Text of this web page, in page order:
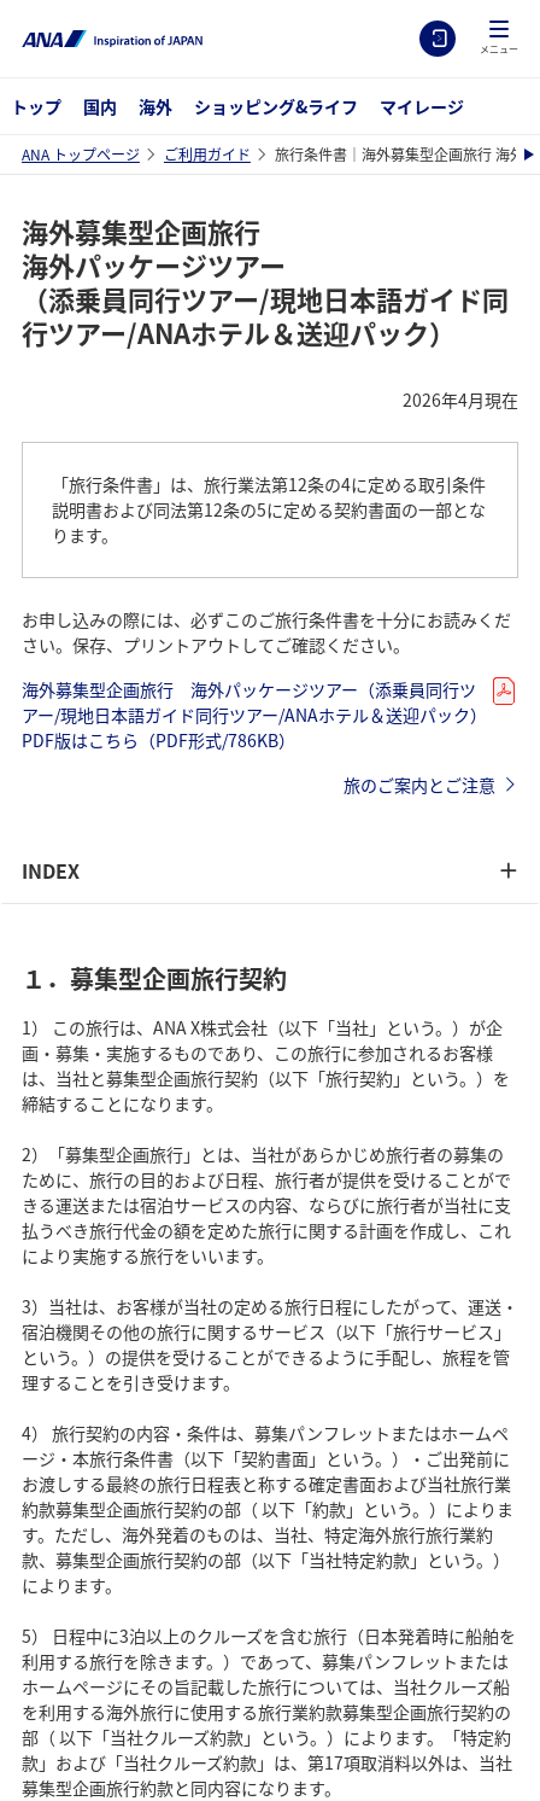
メニュー
トップ 国内 海外 ショッピング&ライフ マイレージ
ANA トップページ ご利用ガイド 旅行条件書｜海外募集型企画旅行 海外
海外募集型企画旅行
海外パッケージツアー
（添乗員同行ツアー/現地日本語ガイド同
行ツアー/ANAホテル＆送迎パック）
2026年4月現在
「旅行条件書」は、旅行業法第12条の4に定める取引条件
説明書および同法第12条の5に定める契約書面の一部とな
ります。
お申し込みの際には、必ずこのご旅行条件書を十分にお読みくだ
さい。保存、プリントアウトしてご確認ください。
海外募集型企画旅行 海外パッケージツアー（添乗員同行ツ
アー/現地日本語ガイド同行ツアー/ANAホテル＆送迎パック）
PDF版はこちら（PDF形式/786KB）
旅のご案内とご注意
INDEX
１．募集型企画旅行契約
1） この旅行は、ANA X株式会社（以下「当社」という。）が企
画・募集・実施するものであり、この旅行に参加されるお客様
は、当社と募集型企画旅行契約（以下「旅行契約」という。）を
締結することになります。
2）「募集型企画旅行」とは、当社があらかじめ旅行者の募集の
ために、旅行の目的および日程、旅行者が提供を受けることがで
きる運送または宿泊サービスの内容、ならびに旅行者が当社に支
払うべき旅行代金の額を定めた旅行に関する計画を作成し、これ
により実施する旅行をいいます。
3）当社は、お客様が当社の定める旅行日程にしたがって、運送・
宿泊機関その他の旅行に関するサービス（以下「旅行サービス」
という。）の提供を受けることができるように手配し、旅程を管
理することを引き受けます。
4） 旅行契約の内容・条件は、募集パンフレットまたはホームペ
ージ・本旅行条件書（以下「契約書面」という。）・ご出発前に
お渡しする最終の旅行日程表と称する確定書面および当社旅行業
約款募集型企画旅行契約の部（ 以下「約款」という。）によりま
す。ただし、海外発着のものは、当社、特定海外旅行旅行業約
款、募集型企画旅行契約の部（以下「当社特定約款」という。）
によります。
5） 日程中に3泊以上のクルーズを含む旅行（日本発着時に船舶を
利用する旅行を除きます。）であって、募集パンフレットまたは
ホームページにその旨記載した旅行については、当社クルーズ船
を利用する海外旅行に使用する旅行業約款募集型企画旅行契約の
部（ 以下「当社クルーズ約款」という。）によります。「特定約
款」および「当社クルーズ約款」は、第17項取消料以外は、当社
募集型企画旅行約款と同内容になります。